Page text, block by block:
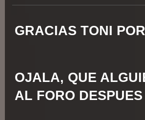
GRACIAS TONI
OJALA, QUE
AL FORO DESPUES